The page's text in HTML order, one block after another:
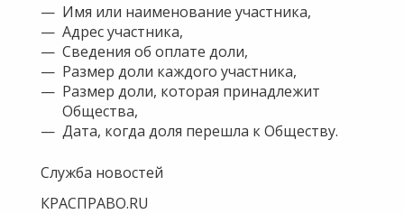
Имя или наименование участника,
Адрес участника,
Сведения об оплате доли,
Размер доли каждого участника,
Размер доли, которая принадлежит
Общества,
Дата, когда доля перешла к Обществу.
Служба новостей
КРАСПРАВО.RU